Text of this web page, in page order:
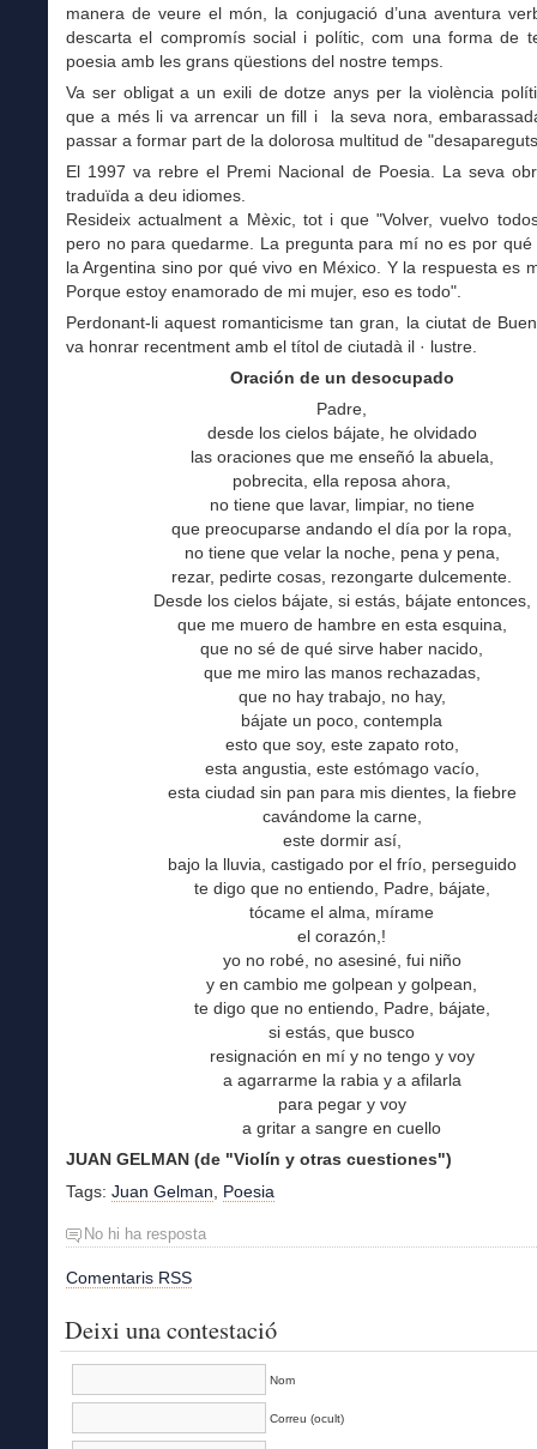
manera de veure el món, la conjugació d’una aventura
descarta el compromís social i polític, com una forma de
poesia amb les grans qüestions del nostre temps.
Va ser obligat a un exili de dotze anys per la violència
que a més li va arrencar un fill i la seva nora,
passar a formar part de la dolorosa multitud de
El 1997 va rebre el Premi Nacional de Poesia. La seva
traduïda a deu idiomes.
Resideix actualment a Mèxic, tot i que "Volver, vuelvo
pero no para quedarme. La pregunta para mí no es por qué
la Argentina sino por qué vivo en México. Y la respuesta es
Porque estoy enamorado de mi mujer, eso es todo".
Perdonant-li aquest romanticisme tan gran, la ciutat de
va honrar recentment amb el títol de ciutadà il · lustre.
Oración de un desocupado
Padre,
desde los cielos bájate, he olvidado
las oraciones que me enseñó la abuela,
pobrecita, ella reposa ahora,
no tiene que lavar, limpiar, no tiene
que preocuparse andando el día por la ropa,
no tiene que velar la noche, pena y pena,
rezar, pedirte cosas, rezongarte dulcemente.
Desde los cielos bájate, si estás, bájate entonces,
que me muero de hambre en esta esquina,
que no sé de qué sirve haber nacido,
que me miro las manos rechazadas,
que no hay trabajo, no hay,
bájate un poco, contempla
esto que soy, este zapato roto,
esta angustia, este estómago vacío,
esta ciudad sin pan para mis dientes, la fiebre
cavándome la carne,
este dormir así,
bajo la lluvia, castigado por el frío, perseguido
te digo que no entiendo, Padre, bájate,
tócame el alma, mírame
el corazón,!
yo no robé, no asesiné, fui niño
y en cambio me golpean y golpean,
te digo que no entiendo, Padre, bájate,
si estás, que busco
resignación en mí y no tengo y voy
a agarrarme la rabia y a afilarla
para pegar y voy
a gritar a sangre en cuello
JUAN GELMAN (de "Violín y otras cuestiones")
Tags: Juan Gelman Poesia
No hi ha resposta
Comentaris RSS
Deixi una contestació
Nom
Correu (ocult)